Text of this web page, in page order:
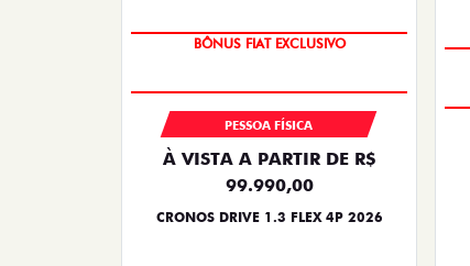
SUPER DESCONTO
PESSOA FÍSICA
À VISTA A PARTIR DE R$
99.990,00
CRONOS DRIVE 1.3 FLEX 4P 2026